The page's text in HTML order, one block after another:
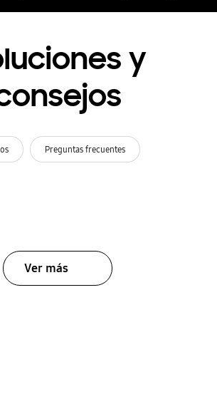
y
Preguntas frecuentes
Ver más